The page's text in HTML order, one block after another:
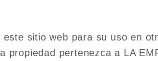
sitio web para su uso en
propiedad pertenezca a LA